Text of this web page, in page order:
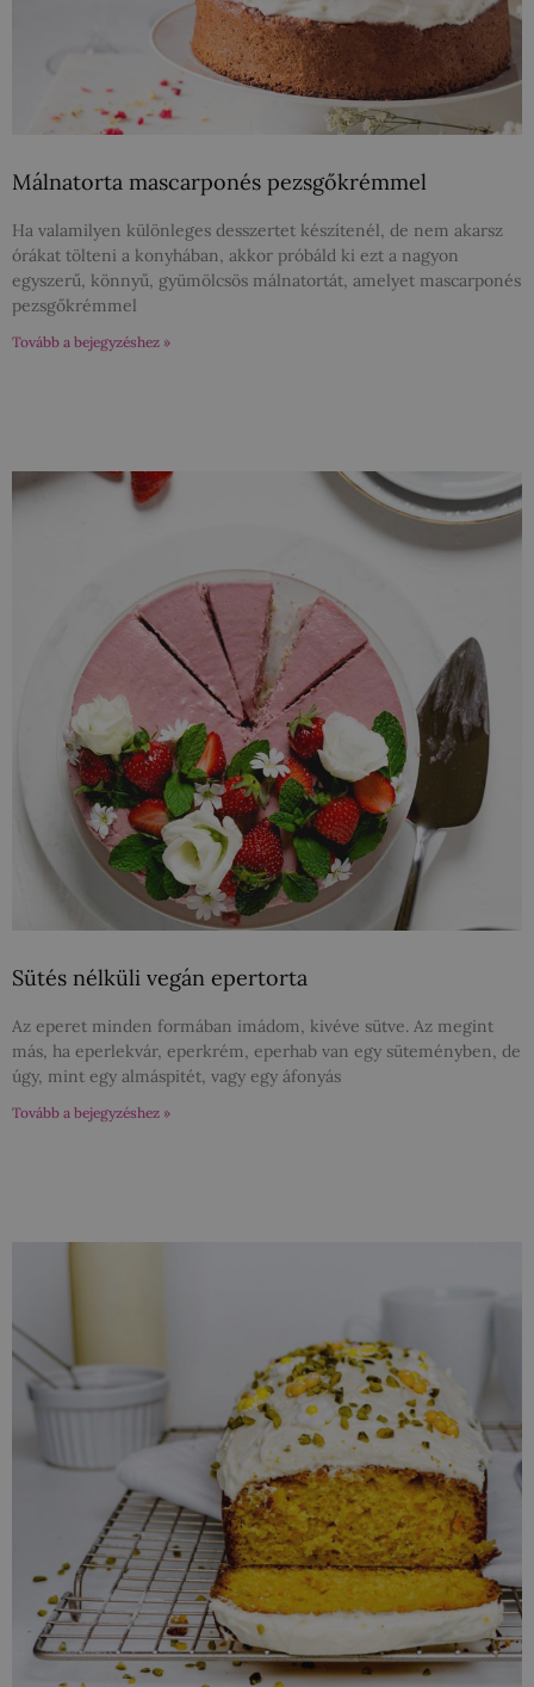
Málnatorta mascarponés pezsgőkrémmel
Ha valamilyen különleges desszertet készítenél, de nem akarsz
órákat tölteni a konyhában, akkor próbáld ki ezt a nagyon
egyszerű, könnyű, gyümölcsös málnatortát, amelyet mascarponés
pezsgőkrémmel
Tovább a bejegyzéshez »
Sütés nélküli vegán epertorta
Az eperet minden formában imádom, kivéve sütve. Az megint
más, ha eperlekvár, eperkrém, eperhab van egy süteményben, de
úgy, mint egy almáspitét, vagy egy áfonyás
Tovább a bejegyzéshez »